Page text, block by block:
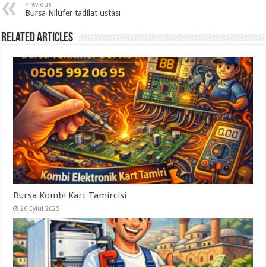
Previous
Bursa Nilüfer tadilat ustası
Related Articles
Bursa Kombi Kart Tamircisi
26 Eylül 2025